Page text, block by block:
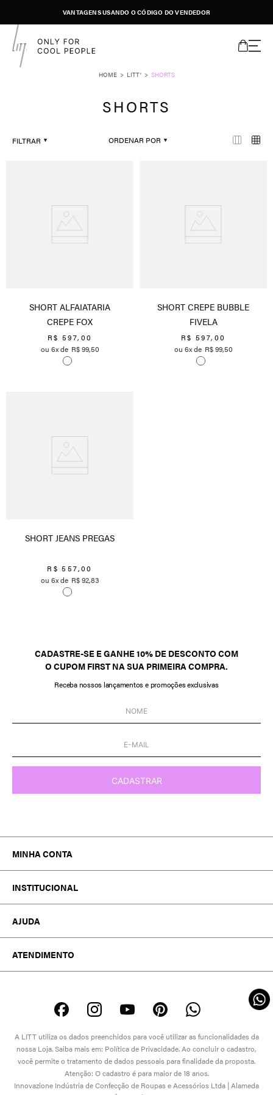
VANTAGENS USANDO O CÓDIGO DO VENDEDOR
LITT' SHORTS
SHORTS
FILTRAR ORDENAR POR
SHORT ALFAIATARIA
CREPE FOX
R$ 597, 00
6
R$99,50
SHORT CREPE BUBBLE
FIVELA
R$ 597, 00
6
R$99,50
SHORT JEANS PREGAS
R$ 557,00
6
R$92,83
CADASTRE-SE E GANHE 10% DE DESCONTO COM
O CUPOM FIRST NA SUA PRIMEIRA COMPRA.
Receba nossos lançamentos e promoções exclusivas
CADASTRAR
MINHA CONTA
MINHA CONTA
TROCA E DEVOLUÇÃO
INSTITUCIONAL
ATACADO
TRABALHE CONOSCO
AJUDA
POLÍTICAS
DÚVIDAS FREQUENTES
ATENDIMENTO
WHATSAPP: (21) 99974-1559
SEGUNDA A SEXTA DE 08:00 ÀS 17:00
(EXCETO DOMINGOS E FERIADOS)
A LITT utiliza os dados preenchidos para você utilizar as funcionalidades da
nossa Loja. Saiba mais em: Política de Privacidade. Ao concluir o cadastro,
você permite o tratamento de dados pessoais para finalidade da proposta.
Atenção: O cadastro é para maior de 18 anos.
Innovazione Indústria de Confecção de Roupas e Acessórios Ltda | Alameda